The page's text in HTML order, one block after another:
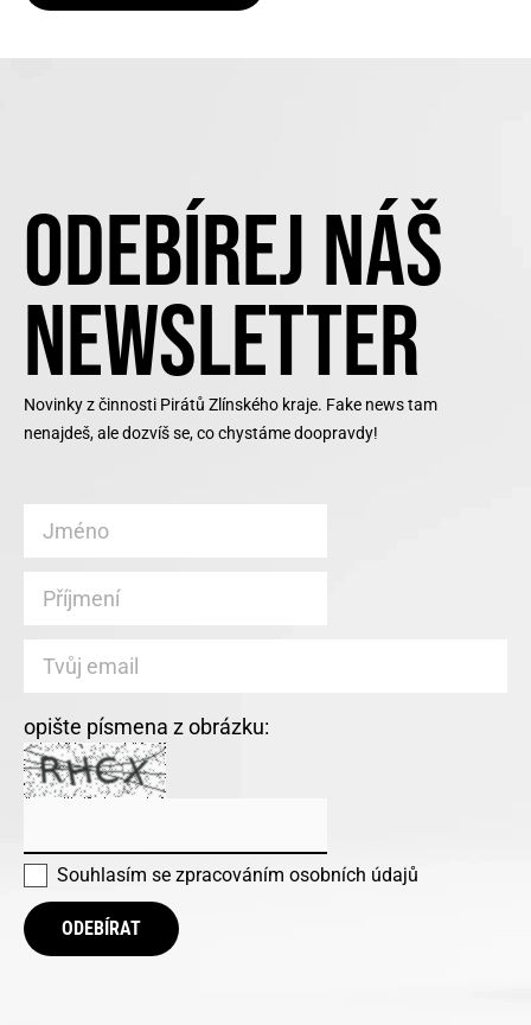
ODEBÍREJ NÁŠ
NEWSLETTER
Novinky z činnosti Pirátů Zlínského kraje. Fake news tam
nenajdeš, ale dozvíš se, co chystáme doopravdy!
opište písmena z obrázku:
Souhlasím se zpracováním osobních údajů
ODEBÍRAT